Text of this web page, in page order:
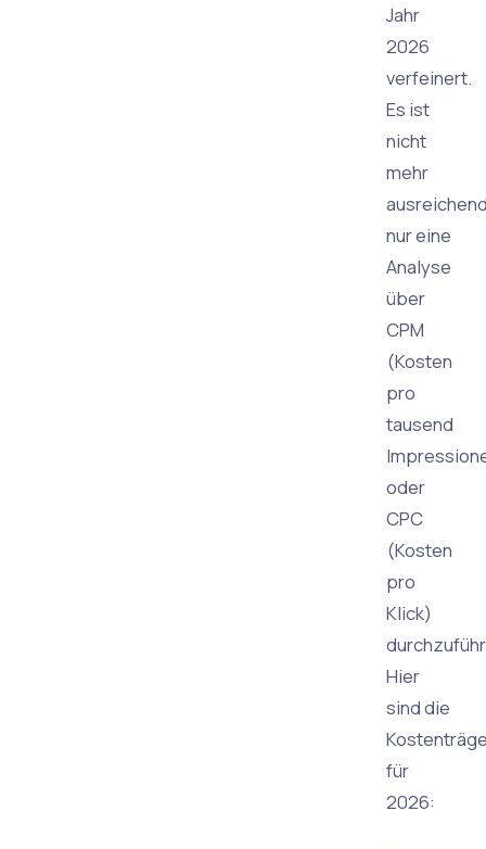
Jahr
2026
verfeinert.
Es ist
nicht
mehr
nur eine
Analyse
über
CPM
(Kosten
pro
tausend
oder
CPC
(Kosten
pro
Klick)
Hier
sind die
für
2026: